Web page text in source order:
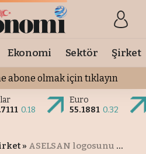
Ekonomi Sektör Şirket
abone olmak için tıklayın
0.18
Euro
55.1881 0.32
» ASELSAN logosunu yeniledi